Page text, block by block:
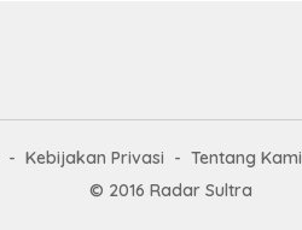
Kebijakan Privasi Tentang Kami
© 2016 Radar Sultra